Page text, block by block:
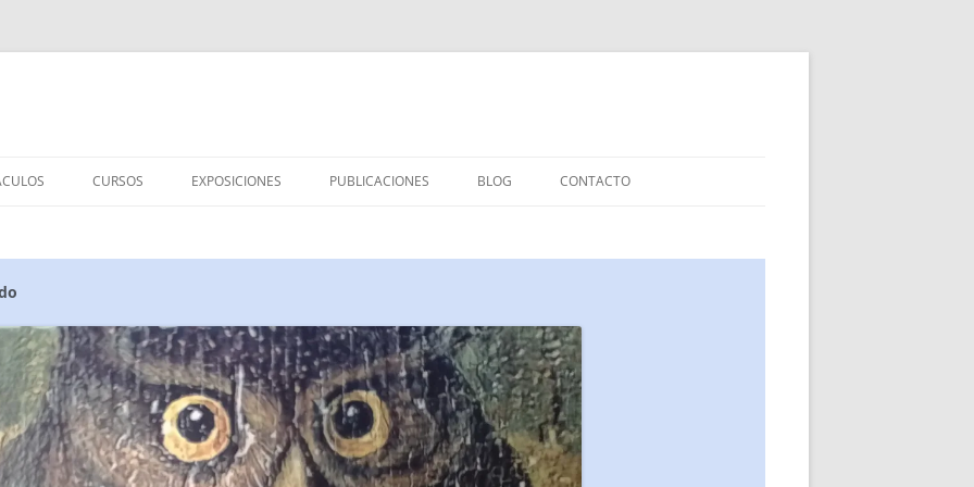
CURSOS
CONTAR CON LOS LIBROS
EXPOSICIONES PUBLICACIONES
EXPERIMENTOS EDITORIALES
ENTREVISTAS
BLOG CONTACTO